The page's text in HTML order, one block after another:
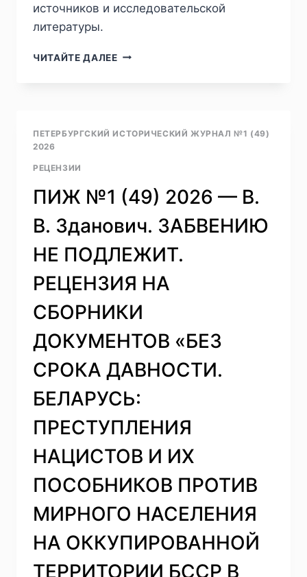
источников и исследовательской
литературы.
ЧИТАЙТЕ ДАЛЕЕПИЖ
НИКОЛАЙ
УЛЬЯНОВ
ЖИЗНЬ
«ПРИКЛЮЧЕНЧЕСКИЙ
РЕЦЕНЗИЯ
КНИГУ:
П.
ЗАЩИТА
РОССИИ:
И
ИСТОРИКА
УЛЬЯНОВА.
РОСТОК,
688
ПЕТЕРБУРГСКИЙ ИСТОРИЧЕСКИЙ ЖУРНАЛ №1 (49)
2026
РЕЦЕНЗИИ
ПИЖ №1 (49) 2026 — В.
В. Зданович. ЗАБВЕНИЮ
НЕ ПОДЛЕЖИТ.
РЕЦЕНЗИЯ НА
СБОРНИКИ
ДОКУМЕНТОВ «БЕЗ
СРОКА ДАВНОСТИ.
БЕЛАРУСЬ:
ПРЕСТУПЛЕНИЯ
НАЦИСТОВ И ИХ
ПОСОБНИКОВ ПРОТИВ
МИРНОГО НАСЕЛЕНИЯ
НА ОККУПИРОВАННОЙ
ТЕРРИТОРИИ БССР В